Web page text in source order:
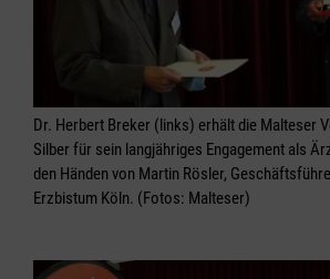
Dr. Herbert Breker (links) erhält die Malteser
Silber für sein langjähriges Engagement als
den Händen von Martin Rösler,
Erzbistum Köln. (Fotos: Malteser)